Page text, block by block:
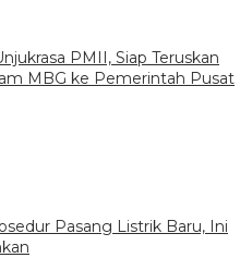
PMII, Siap Teruskan
MBG ke Pemerintah Pusat
Pasang Listrik Baru, Ini